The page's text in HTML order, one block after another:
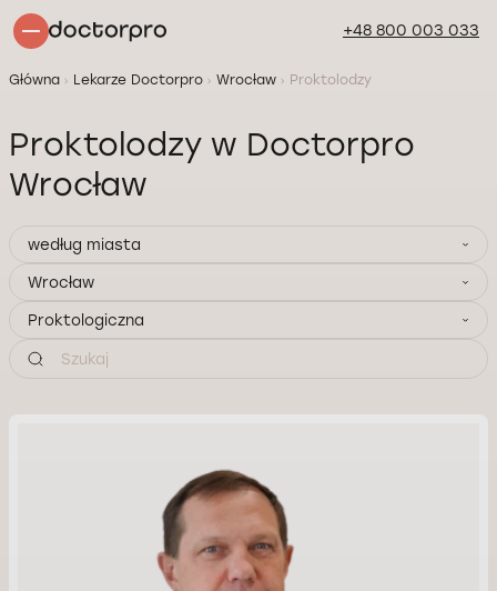
+48 800 003 033
Główna Lekarze Doctorpro Wrocław Proktolodzy
Proktolodzy w Doctorpro
Wrocław
według miasta
Wrocław
Proktologiczna